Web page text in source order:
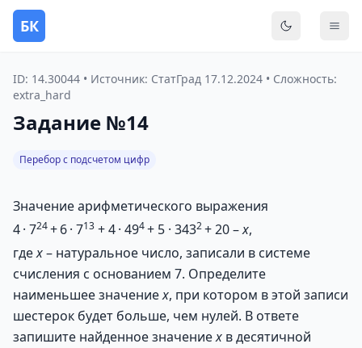
БК
ID: 14.30044 • Источник: СтатГрад 17.12.2024 • Сложность:
extra_hard
Задание №14
Перебор с подсчетом цифр
Значение арифметического выражения
4 · 724+ 6 · 713 + 4 · 494+ 5 · 3432+ 20 –x,
гдеx– натуральное число, записали в системе
счисления с основанием 7. Определите
наименьшее значениеx, при котором в этой записи
шестерок будет больше, чем нулей. В ответе
запишите найденное значениеx в десятичной